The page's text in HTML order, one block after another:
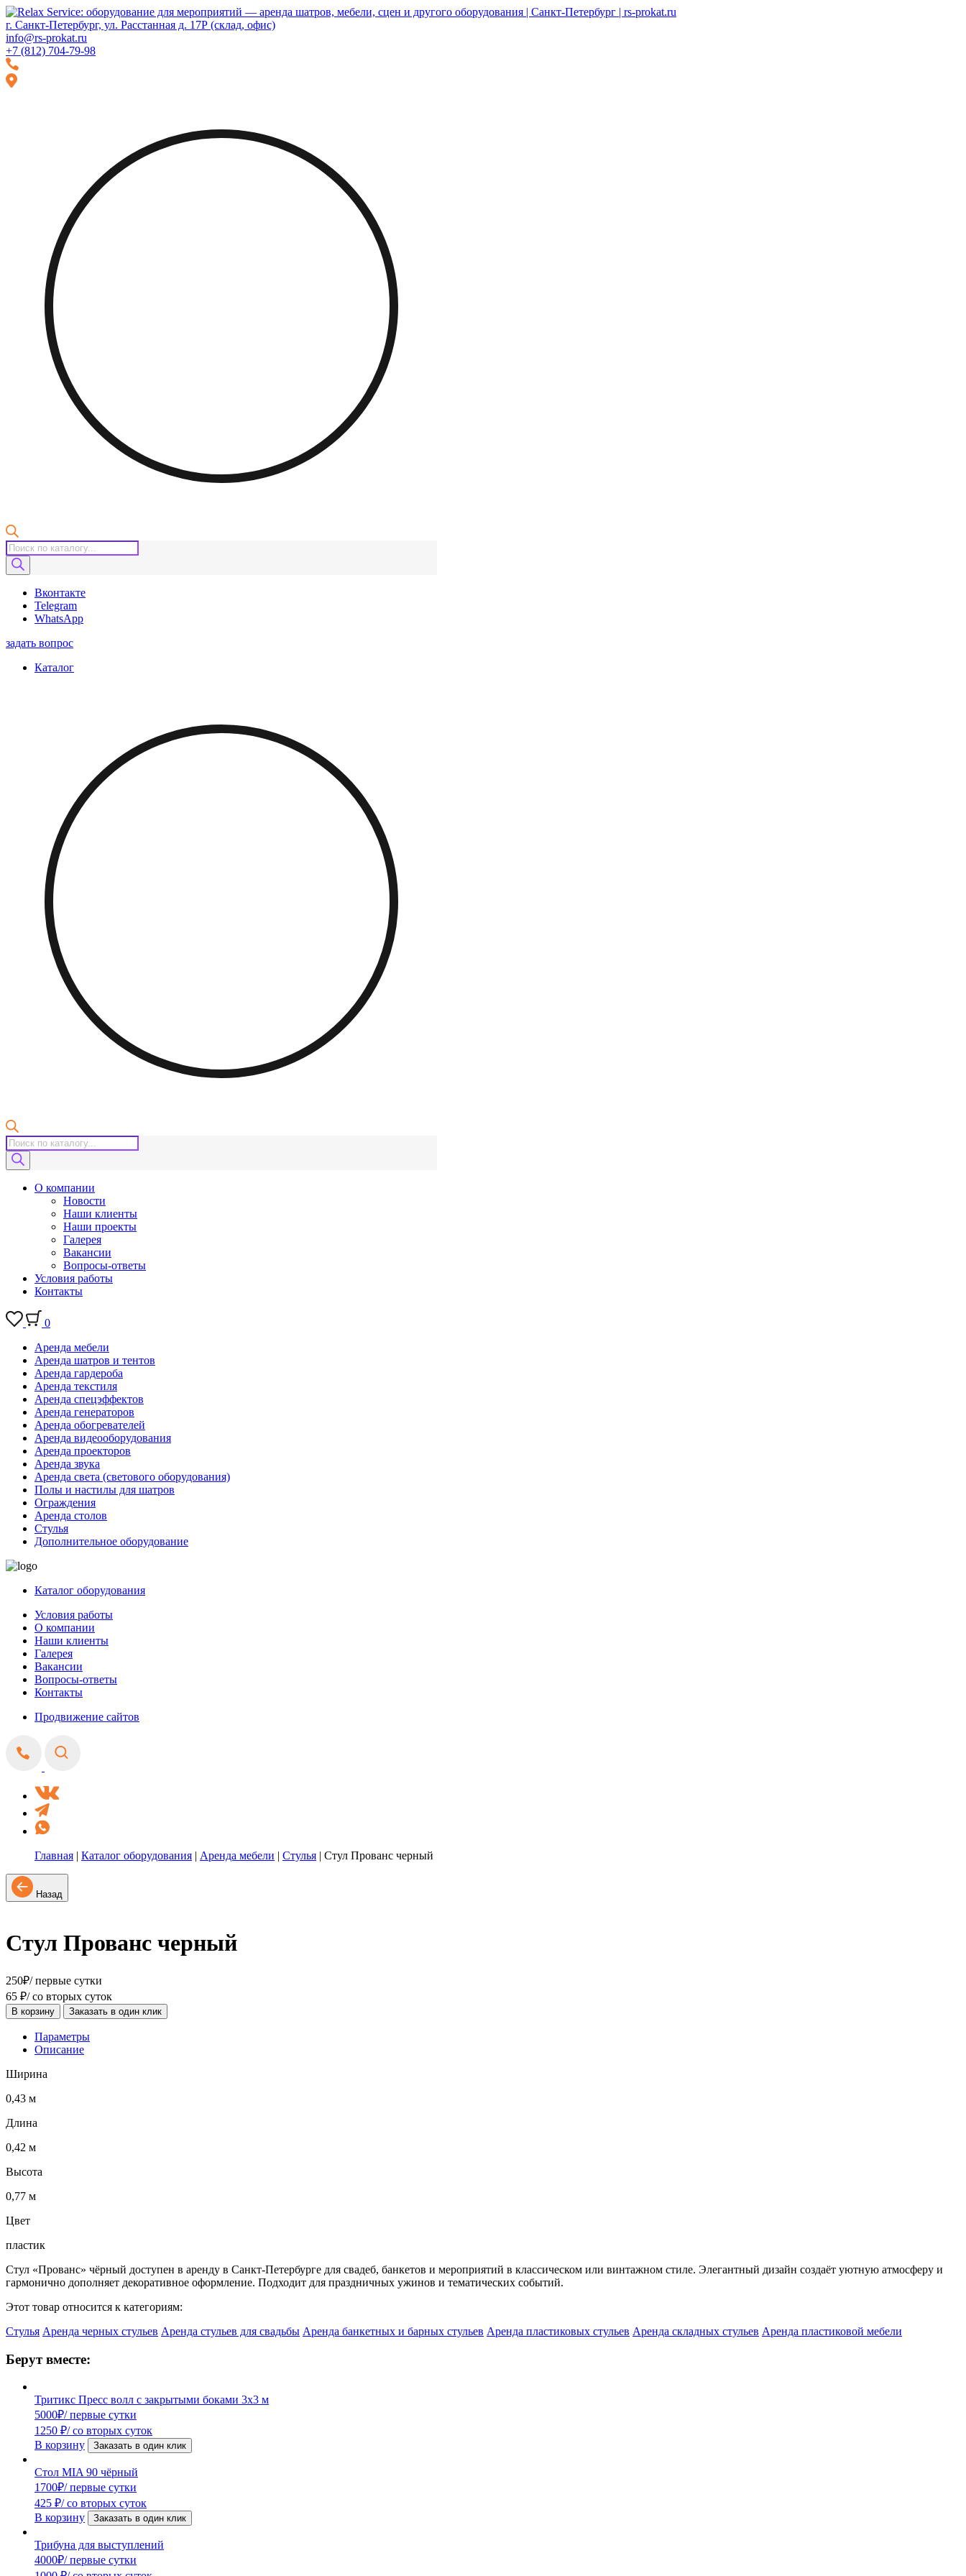
Перейти
к
навигации
Перейти
к
содержимому
г. Санкт-Петербург, ул. Расстанная д. 17Р (склад, офис)
info@rs-prokat.ru
+7 (812) 704-79-98
Поиск
товаров
Вконтакте
Telegram
WhatsApp
задать вопрос
Каталог
Поиск
товаров
О компании
Новости
Наши клиенты
Наши проекты
Галерея
Вакансии
Вопросы-ответы
Условия работы
Контакты
0
Аренда мебели
Аренда шатров и тентов
Аренда гардероба
Аренда текстиля
Аренда спецэффектов
Аренда генераторов
Аренда обогревателей
Аренда видеооборудования
Аренда проекторов
Аренда звука
Аренда света (светового оборудования)
Полы и настилы для шатров
Ограждения
Аренда столов
Стулья
Дополнительное оборудование
Каталог оборудования
Условия работы
О компании
Наши клиенты
Галерея
Вакансии
Вопросы-ответы
Контакты
Продвижение сайтов
Главная | Каталог оборудования | Аренда мебели | Стулья | Стул Прованс черный
Назад
Стул Прованс черный
250₽/ первые сутки
65 ₽/ со вторых суток
В корзину Заказать в один клик
Параметры
Описание
Ширина
0,43 м
Длина
0,42 м
Высота
0,77 м
Цвет
пластик
Стул «Прованс» чёрный доступен в аренду в Санкт-Петербурге для свадеб, банкетов и мероприятий в классическом или винтажном стиле. Элегантный дизайн создаёт уютную атмосферу и
гармонично дополняет декоративное оформление. Подходит для праздничных ужинов и тематических событий.
Этот товар относится к категориям:
Стулья Аренда черных стульев Аренда стульев для свадьбы Аренда банкетных и барных стульев Аренда пластиковых стульев Аренда складных стульев Аренда пластиковой мебели
Берут вместе:
Тритикс Пресс волл с закрытыми боками 3х3 м
5000₽/ первые сутки
1250 ₽/ со вторых суток
В корзину
Заказать в один клик
Стол MIA 90 чёрный
1700₽/ первые сутки
425 ₽/ со вторых суток
В корзину
Заказать в один клик
Трибуна для выступлений
4000₽/ первые сутки